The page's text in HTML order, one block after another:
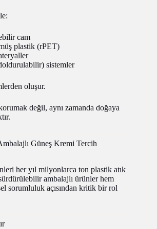
cam
plastik (rPET)
sistemler
oluşur.
değil, aynı zamanda doğaya
Güneş Kremi Tercih
her yıl milyonlarca ton plastik atık
ambalajlı ürünler hem
sorumluluk açısından kritik bir rol